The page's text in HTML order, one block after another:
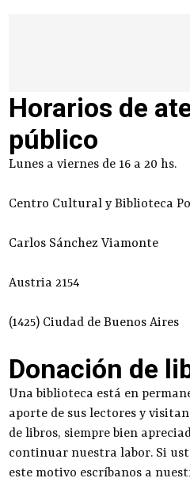
Horarios de
público
Lunes a viernes de 16 a 20 hs.
Centro Cultural y Biblioteca
Carlos Sánchez Viamonte
Austria 2154
(1425) Ciudad de Buenos Aires
Donación de
Una biblioteca está en
aporte de sus lectores y
de libros, siempre bien
continuar nuestra labor. Si
este motivo escríbanos a